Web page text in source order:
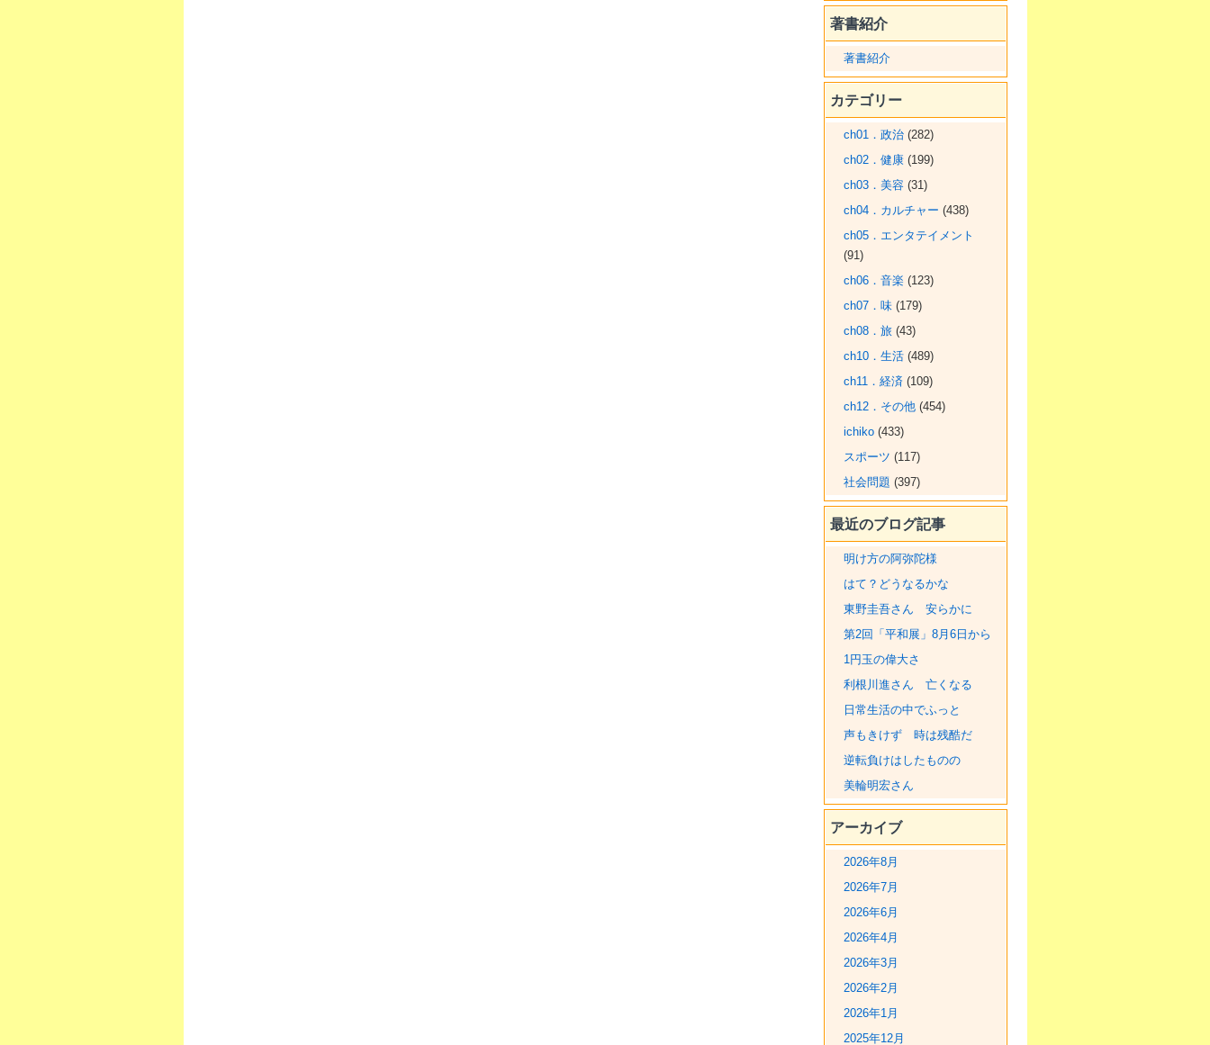
著書紹介
著書紹介
カテゴリー
ch01．政治(282)
ch02．健康(199)
ch03．美容(31)
ch04．カルチャー (438)
ch05．エンタテイメント
(91)
ch06．音楽(123)
ch07．味(179)
ch08．旅(43)
ch10．生活(489)
ch11．経済 (109)
ch12．その他(454)
ichiko(433)
スポーツ (117)
社会問題 (397)
最近のブログ記事
明け方の阿弥陀様
はて？どうなるかな
東野圭吾さん 安らかに
第2回「平和展」8月6日から
1円玉の偉大さ
利根川進さん 亡くなる
日常生活の中でふっと
声もきけず 時は残酷だ
逆転負けはしたものの
美輪明宏さん
アーカイブ
2026年8月
2026年7月
2026年6月
2026年4月
2026年3月
2026年2月
2026年1月
2025年12月